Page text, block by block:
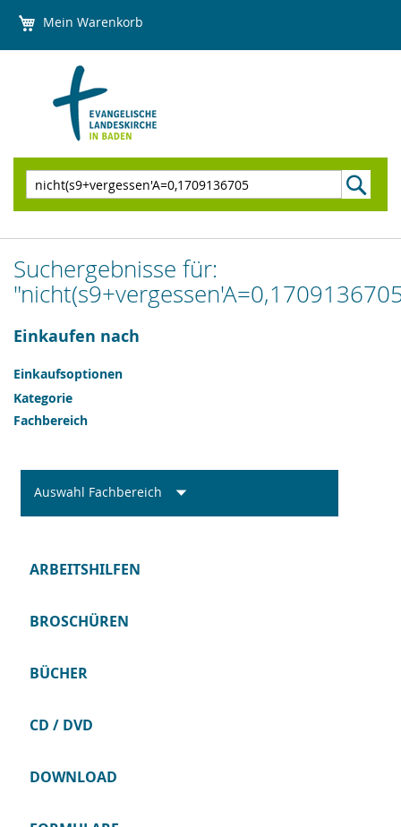
Mein Warenkorb
zum
Suchen
Suchergebnisse für:
Einkaufen nach
Einkaufsoptionen
Kategorie
Fachbereich
Auswahl Fachbereich
ARBEITSHILFEN
BROSCHÜREN
BÜCHER
CD / DVD
DOWNLOAD